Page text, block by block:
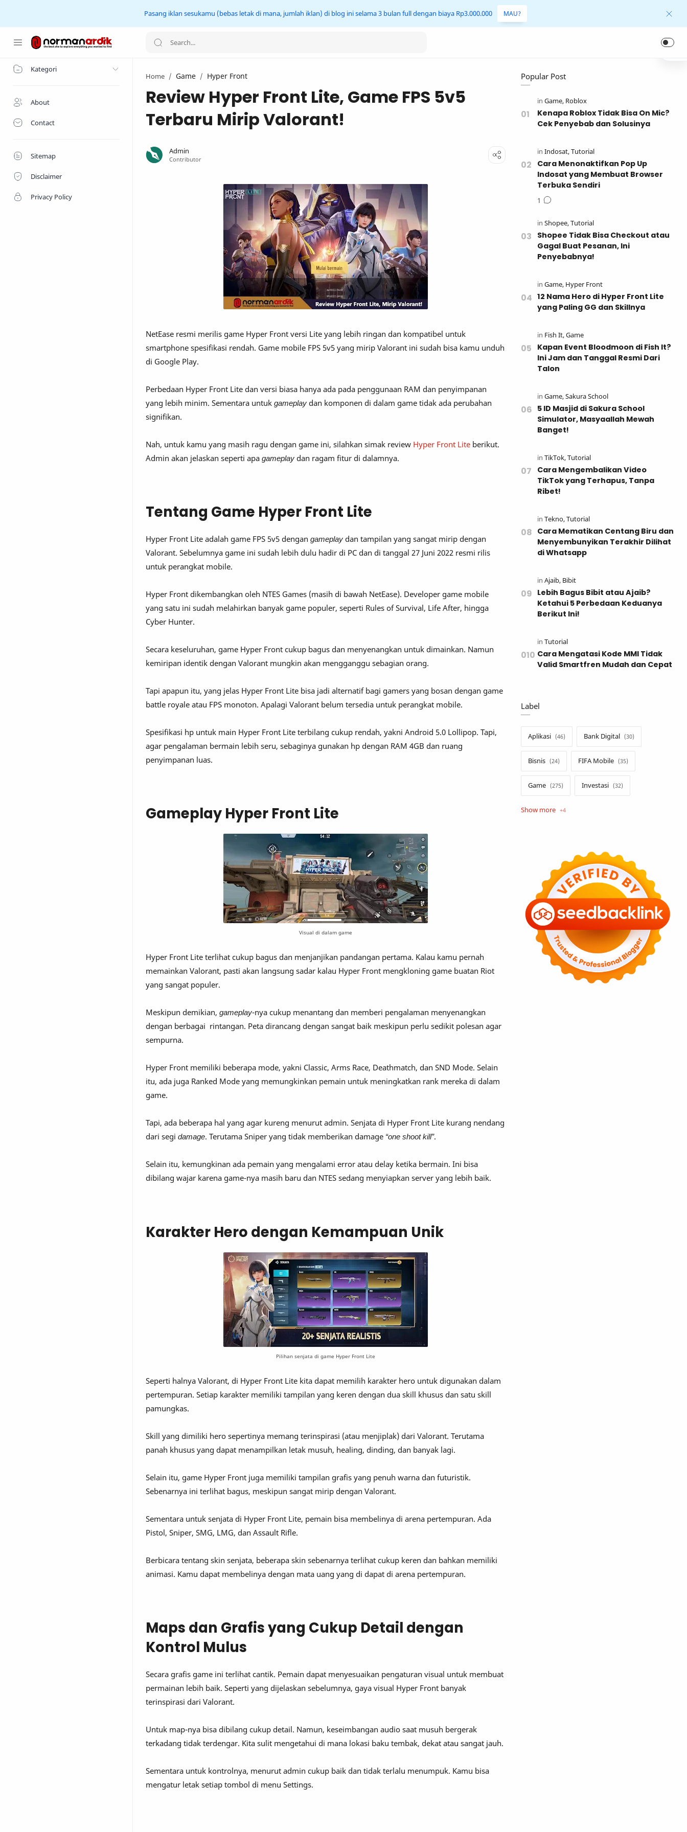
Pasang iklan sesukamu (bebas letak di mana, jumlah iklan) di blog ini selama 3 bulan full dengan biaya Rp3.000.000 MAU?
Home
Kategori
About
Contact
Sitemap
Disclaimer
Privacy Policy
Home Game Hyper Front
Review Hyper Front Lite, Game FPS 5v5
Terbaru Mirip Valorant!
NetEase resmi merilis game Hyper Front versi Lite yang lebih ringan dan kompatibel untuk
smartphone spesifikasi rendah. Game mobile FPS 5v5 yang mirip Valorant ini sudah bisa kamu unduh
di Google Play.
Perbedaan Hyper Front Lite dan versi biasa hanya ada pada penggunaan RAM dan penyimpanan
yang lebih minim. Sementara untuk gameplay dan komponen di dalam game tidak ada perubahan
signifikan.
Nah, untuk kamu yang masih ragu dengan game ini, silahkan simak review Hyper Front Lite berikut.
Admin akan jelaskan seperti apa gameplay dan ragam fitur di dalamnya.
Tentang Game Hyper Front Lite
Hyper Front Lite adalah game FPS 5v5 dengan gameplay dan tampilan yang sangat mirip dengan
Valorant. Sebelumnya game ini sudah lebih dulu hadir di PC dan di tanggal 27 Juni 2022 resmi rilis
untuk perangkat mobile.
Hyper Front dikembangkan oleh NTES Games (masih di bawah NetEase). Developer game mobile
yang satu ini sudah melahirkan banyak game populer, seperti Rules of Survival, Life After, hingga
Cyber Hunter.
Secara keseluruhan, game Hyper Front cukup bagus dan menyenangkan untuk dimainkan. Namun
kemiripan identik dengan Valorant mungkin akan mengganggu sebagian orang.
Tapi apapun itu, yang jelas Hyper Front Lite bisa jadi alternatif bagi gamers yang bosan dengan game
battle royale atau FPS monoton. Apalagi Valorant belum tersedia untuk perangkat mobile.
Spesifikasi hp untuk main Hyper Front Lite terbilang cukup rendah, yakni Android 5.0 Lollipop. Tapi,
agar pengalaman bermain lebih seru, sebaginya gunakan hp dengan RAM 4GB dan ruang
penyimpanan luas.
Gameplay Hyper Front Lite
Visual di dalam game
Hyper Front Lite terlihat cukup bagus dan menjanjikan pandangan pertama. Kalau kamu pernah
memainkan Valorant, pasti akan langsung sadar kalau Hyper Front mengkloning game buatan Riot
yang sangat populer.
Meskipun demikian, gameplay-nya cukup menantang dan memberi pengalaman menyenangkan
dengan berbagai rintangan. Peta dirancang dengan sangat baik meskipun perlu sedikit polesan agar
sempurna.
Hyper Front memiliki beberapa mode, yakni Classic, Arms Race, Deathmatch, dan SND Mode. Selain
itu, ada juga Ranked Mode yang memungkinkan pemain untuk meningkatkan rank mereka di dalam
game.
Tapi, ada beberapa hal yang agar kureng menurut admin. Senjata di Hyper Front Lite kurang nendang
dari segi damage. Terutama Sniper yang tidak memberikan damage “one shoot kill”.
Selain itu, kemungkinan ada pemain yang mengalami error atau delay ketika bermain. Ini bisa
dibilang wajar karena game-nya masih baru dan NTES sedang menyiapkan server yang lebih baik.
Karakter Hero dengan Kemampuan Unik
Pilihan senjata di game Hyper Front Lite
Seperti halnya Valorant, di Hyper Front Lite kita dapat memilih karakter hero untuk digunakan dalam
pertempuran. Setiap karakter memiliki tampilan yang keren dengan dua skill khusus dan satu skill
pamungkas.
Skill yang dimiliki hero sepertinya memang terinspirasi (atau menjiplak) dari Valorant. Terutama
panah khusus yang dapat menampilkan letak musuh, healing, dinding, dan banyak lagi.
Selain itu, game Hyper Front juga memiliki tampilan grafis yang penuh warna dan futuristik.
Sebenarnya ini terlihat bagus, meskipun sangat mirip dengan Valorant.
Sementara untuk senjata di Hyper Front Lite, pemain bisa membelinya di arena pertempuran. Ada
Pistol, Sniper, SMG, LMG, dan Assault Rifle.
Berbicara tentang skin senjata, beberapa skin sebenarnya terlihat cukup keren dan bahkan memiliki
animasi. Kamu dapat membelinya dengan mata uang yang di dapat di arena pertempuran.
Maps dan Grafis yang Cukup Detail dengan
Kontrol Mulus
Secara grafis game ini terlihat cantik. Pemain dapat menyesuaikan pengaturan visual untuk membuat
permainan lebih baik. Seperti yang dijelaskan sebelumnya, gaya visual Hyper Front banyak
terinspirasi dari Valorant.
Untuk map-nya bisa dibilang cukup detail. Namun, keseimbangan audio saat musuh bergerak
terkadang tidak terdengar. Kita sulit mengetahui di mana lokasi baku tembak, dekat atau sangat jauh.
Sementara untuk kontrolnya, menurut admin cukup baik dan tidak terlalu menumpuk. Kamu bisa
mengatur letak setiap tombol di menu Settings.
Popular Post
Kenapa Roblox Tidak Bisa On Mic?
Cek Penyebab dan Solusinya
Cara Menonaktifkan Pop Up
Indosat yang Membuat Browser
Terbuka Sendiri
Shopee Tidak Bisa Checkout atau
Gagal Buat Pesanan, Ini
Penyebabnya!
12 Nama Hero di Hyper Front Lite
yang Paling GG dan Skillnya
Kapan Event Bloodmoon di Fish It?
Ini Jam dan Tanggal Resmi Dari
Talon
5 ID Masjid di Sakura School
Simulator, Masyaallah Mewah
Banget!
Cara Mengembalikan Video
TikTok yang Terhapus, Tanpa
Ribet!
Cara Mematikan Centang Biru dan
Menyembunyikan Terakhir Dilihat
di Whatsapp
Lebih Bagus Bibit atau Ajaib?
Ketahui 5 Perbedaan Keduanya
Berikut Ini!
Cara Mengatasi Kode MMI Tidak
Valid Smartfren Mudah dan Cepat
Label
Aplikasi Bank Digital
Bisnis FIFA Mobile
Game Investasi
Opini